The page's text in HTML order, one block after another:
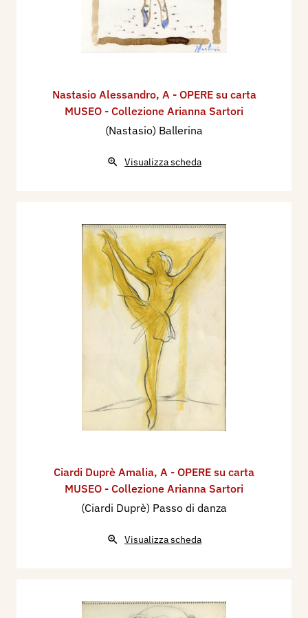
Nastasio Alessandro, A - OPERE su carta
MUSEO - Collezione Arianna Sartori
(Nastasio) Ballerina
Visualizza scheda
Ciardi Duprè Amalia, A - OPERE su carta
MUSEO - Collezione Arianna Sartori
(Ciardi Duprè) Passo di danza
Visualizza scheda